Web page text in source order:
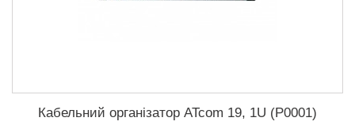
Кабельний організатор ATcom 19, 1U (P0001)